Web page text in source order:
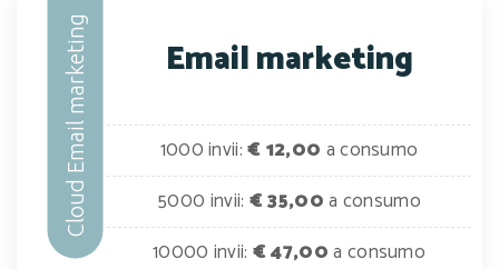
Cloud Email marketing Email marketing
1000 invii:€ 12,00 a consumo
5000 invii: € 35,00a consumo
10000 invii: € 47,00a consumo